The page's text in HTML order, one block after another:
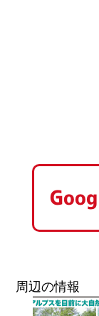
周辺の情報